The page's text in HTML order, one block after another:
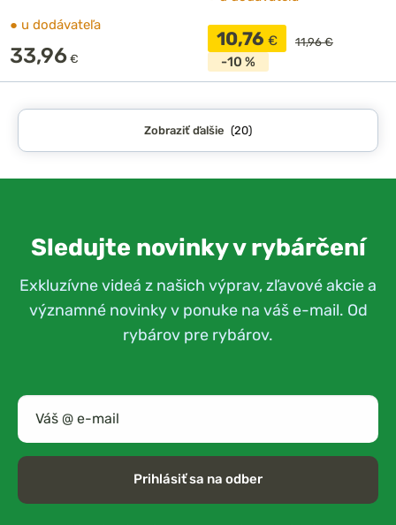
● u dodávateľa
33,96 €
10,76 € 11,96 €
-10 %
Zobraziť ďalšie (20)
Sledujte novinky v rybárčení
Exkluzívne videá z našich výprav, zľavové akcie a
významné novinky v ponuke na váš e-mail. Od
rybárov pre rybárov.
Prihlásiť sa na odber